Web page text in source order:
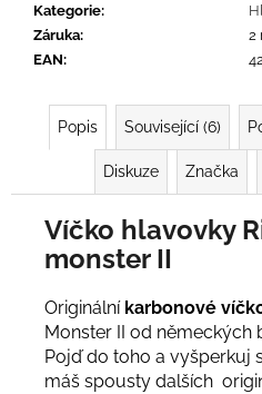
Kategorie:
Záruka:
2
EAN:
Popis Související (6)
Diskuze Značka
Víčko hlavovky
monster II
Originální karbonové
Monster II od německých
Pojď do toho a vyšperkuj
máš spousty dalších
m
e